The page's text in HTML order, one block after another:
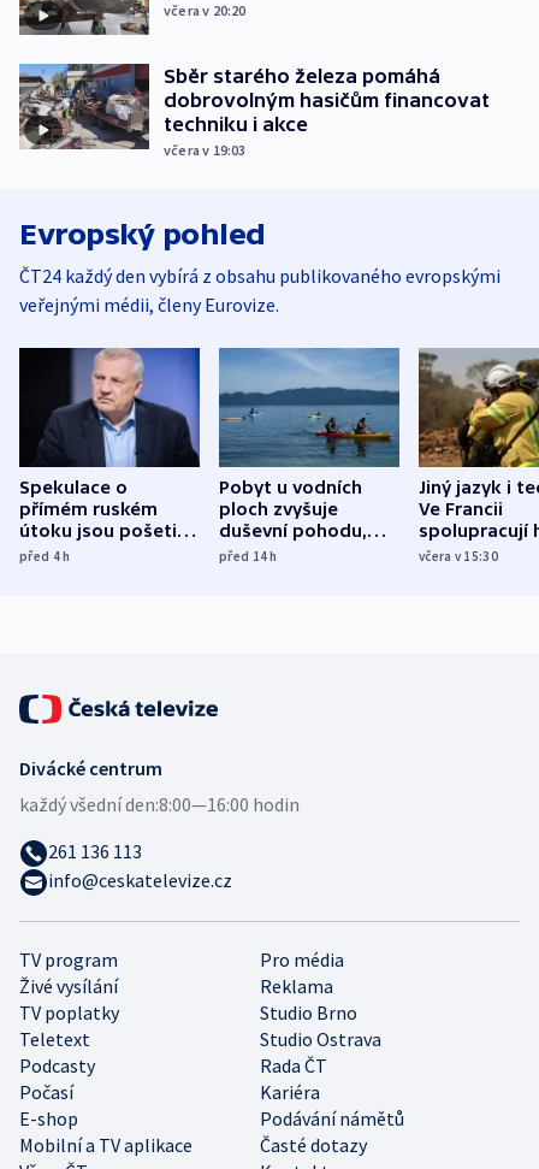
včera v 20:20
Sběr starého železa pomáhá
dobrovolným hasičům financovat
techniku i akce
včera v 19:03
Evropský pohled
ČT24 každý den vybírá z obsahu publikovaného evropskými
veřejnými médii, členy Eurovize.
Spekulace o
přímém ruském
útoku jsou pošetilé,
míní estonský
před 4h
Pobyt u vodních
ploch zvyšuje
duševní pohodu,
ukázala
před 14h
Jiný jazyk i
Ve Francii
spolupracují
různých zemí
včera v 15:30
TV program
Pro média
Živé vysílání
Reklama
TV poplatky
Studio Brno
Teletext
Studio Ostrava
Podcasty
Rada ČT
Počasí
Kariéra
E-shop
Podávání námětů
Mobilní a TV aplikace
Časté dotazy
Divácké centrum
každý všední den:8:00—16:00 hodin
261 136 113
info@ceskatelevize.cz